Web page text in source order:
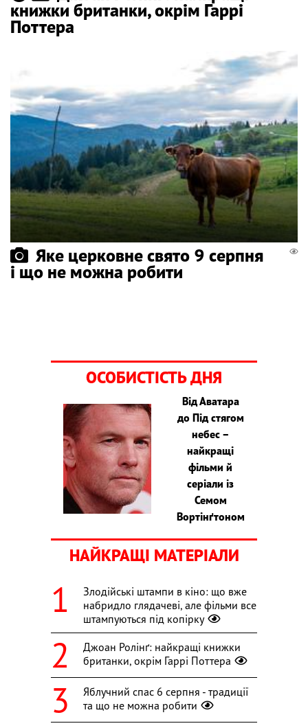
книжки британки, окрім Гаррі
Поттера
Яке церковне свято 9 серпня
і що не можна робити
ОСОБИСТІСТЬ ДНЯ
Від Аватара
до Під стягом
небес –
найкращі
фільми й
серіали із
Семом
Вортінґтоном
НАЙКРАЩІ МАТЕРІАЛИ
Злодійські штампи в кіно: що вже
набридло глядачеві, але фільми все
штампуються під копірку
Джоан Ролінґ: найкращі книжки
британки, окрім Гаррі Поттера
Яблучний спас 6 серпня - традиції
та що не можна робити